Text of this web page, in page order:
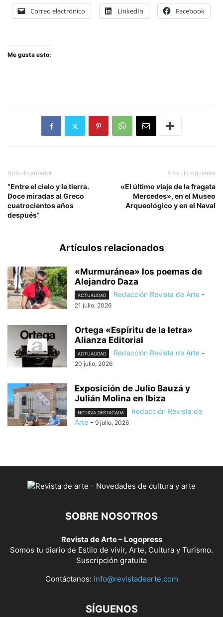
Correo electrónico LinkedIn Facebook
Me gusta esto:
Artículo anterior
“Entre el cielo y la tierra.
Doce miradas al Greco
cuatrocientos años
después”
Artículo siguiente
«El último viaje de la fragata
Mercedes», en el Museo
Arqueológico y en el Naval
Artículos relacionados
«Murmuránea» los poemas de
Alejandro Daza
ACTUALIDAD Redacción Revista de Arte -
21 julio, 2026
Ortega «Espíritu de la letra»
Alianza Editorial
ACTUALIDAD Redacción Revista de Arte -
20 julio, 2026
Exposición de Julio Bauzá y
Julián Molina en Ibiza
NOTICIA DESTACADA
Redacción Revista de
Arte - 9 julio, 2026
SOBRE NOSOTROS
Revista de Arte – Logopress
Somos tu diario de Estilo de vivir, Arte, Cultura y Turismo.
Suscripción gratuita
Contáctanos: info@revistadearte.com
SÍGUENOS